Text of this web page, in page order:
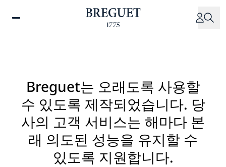
Breguet는 오래도록 사용할
수 있도록 제작되었습니다. 당
사의 고객 서비스는 해마다 본
래 의도된 성능을 유지할 수
있도록 지원합니다.